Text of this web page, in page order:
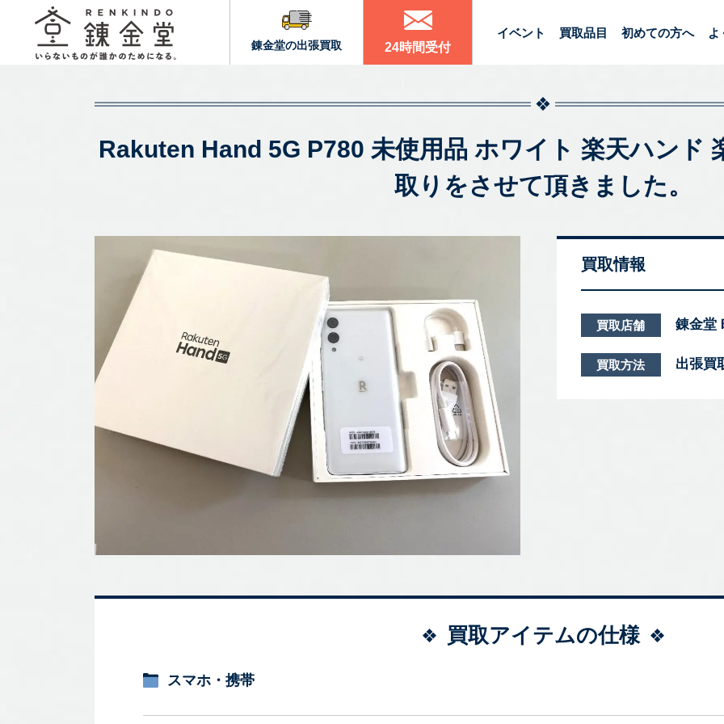
錬金堂の出張買取 24時間受付
イベント 買取品目 初めての方へ よ
Rakuten Hand 5G P780 未使用品 ホワイト 楽天ハンド
取りをさせて頂きました。
買取情報
買取店舗 錬金堂
買取方法 出張買
買取アイテムの仕様
スマホ・携帯